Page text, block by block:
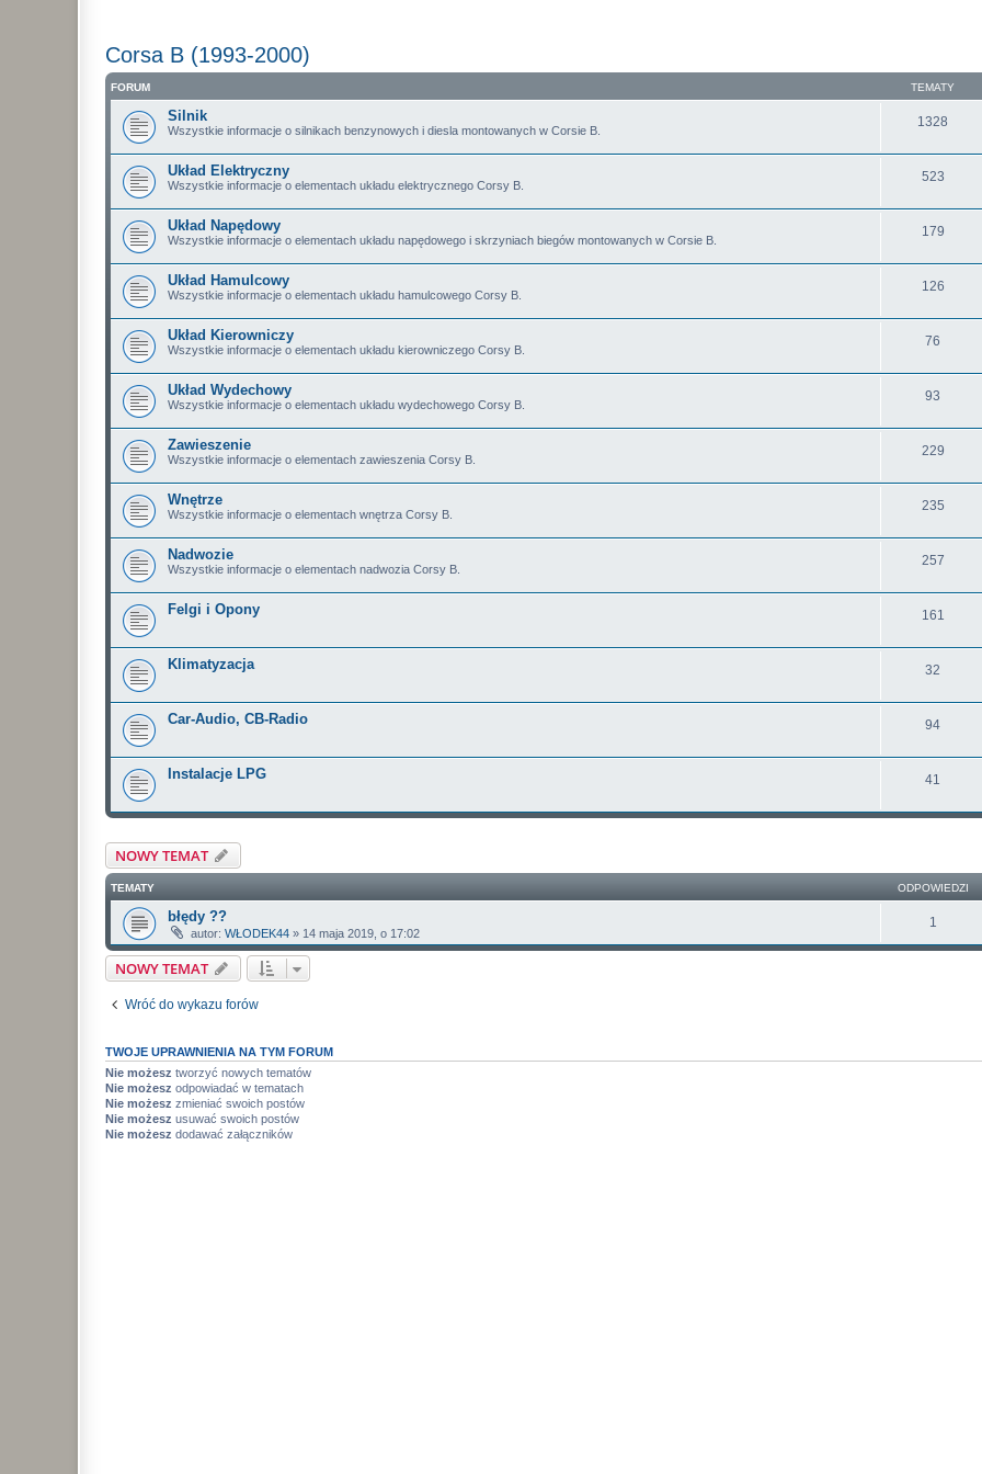
Corsa B (1993-2000)
FORUM TEMATY
Silnik
Wszystkie informacje o silnikach benzynowych i diesla montowanych w Corsie B.
1328
Układ Elektryczny
Wszystkie informacje o elementach układu elektrycznego Corsy B.
523
Układ Napędowy
Wszystkie informacje o elementach układu napędowego i skrzyniach biegów montowanych w Corsie B.
179
Układ Hamulcowy
Wszystkie informacje o elementach układu hamulcowego Corsy B.
126
Układ Kierowniczy
Wszystkie informacje o elementach układu kierowniczego Corsy B.
76
Układ Wydechowy
Wszystkie informacje o elementach układu wydechowego Corsy B.
93
Zawieszenie
Wszystkie informacje o elementach zawieszenia Corsy B.
229
Wnętrze
Wszystkie informacje o elementach wnętrza Corsy B.
235
Nadwozie
Wszystkie informacje o elementach nadwozia Corsy B.
257
Felgi i Opony 161
Klimatyzacja 32
Car-Audio, CB-Radio 94
Instalacje LPG 41
NOWY TEMAT
TEMATY ODPOWIEDZI
błędy ??
autor: WŁODEK44 » 14 maja 2019, o 17:02
1
NOWY TEMAT
Wróć do wykazu forów
TWOJE UPRAWNIENIA NA TYM FORUM
Nie możesz tworzyć nowych tematów
Nie możesz odpowiadać w tematach
Nie możesz zmieniać swoich postów
Nie możesz usuwać swoich postów
Nie możesz dodawać załączników